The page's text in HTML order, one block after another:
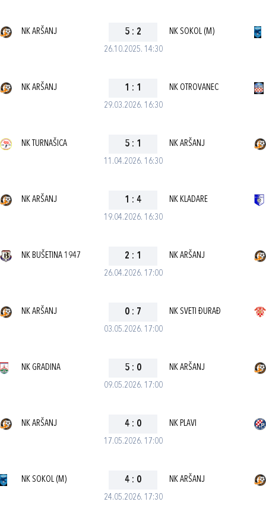
26.10.2025. 14:30
NK ARŠANJ 5 : 2 NK SOKOL (M)
29.03.2026. 16:30
NK ARŠANJ 1 : 1 NK OTROVANEC
11.04.2026. 16:30
NK TURNAŠICA 5 : 1 NK ARŠANJ
19.04.2026. 16:30
NK ARŠANJ 1 : 4 NK KLADARE
26.04.2026. 17:00
NK BUŠETINA 1947 2 : 1 NK ARŠANJ
03.05.2026. 17:00
NK ARŠANJ 0 : 7 NK SVETI ĐURAĐ
09.05.2026. 17:00
NK GRADINA 5 : 0 NK ARŠANJ
17.05.2026. 17:00
NK ARŠANJ 4 : 0 NK PLAVI
24.05.2026. 17:30
NK SOKOL (M) 4 : 0 NK ARŠANJ